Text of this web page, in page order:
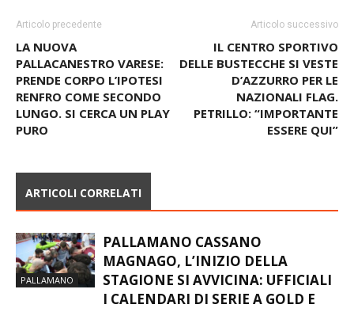
Articolo precedente
LA NUOVA
PALLACANESTRO VARESE:
PRENDE CORPO L’IPOTESI
RENFRO COME SECONDO
LUNGO. SI CERCA UN PLAY
PURO
Articolo successivo
IL CENTRO SPORTIVO
DELLE BUSTECCHE SI VESTE
D’AZZURRO PER LE
NAZIONALI FLAG.
PETRILLO: “IMPORTANTE
ESSERE QUI”
ARTICOLI CORRELATI
PALLAMANO
PALLAMANO CASSANO
MAGNAGO, L’INIZIO DELLA
STAGIONE SI AVVICINA: UFFICIALI
I CALENDARI DI SERIE A GOLD E